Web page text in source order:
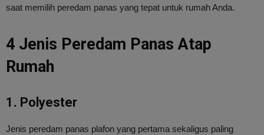
saat memilih peredam panas yang tepat untuk rumah Anda.
4 Jenis Peredam Panas Atap
Rumah
1. Polyester
Jenis peredam panas plafon yang pertama sekaligus paling